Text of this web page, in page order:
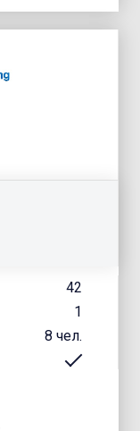
42
1
8 чел.